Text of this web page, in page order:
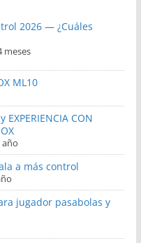
2026 — ¿Cuáles
meses
ML10
CON
año
a más control
jugador pasabolas y